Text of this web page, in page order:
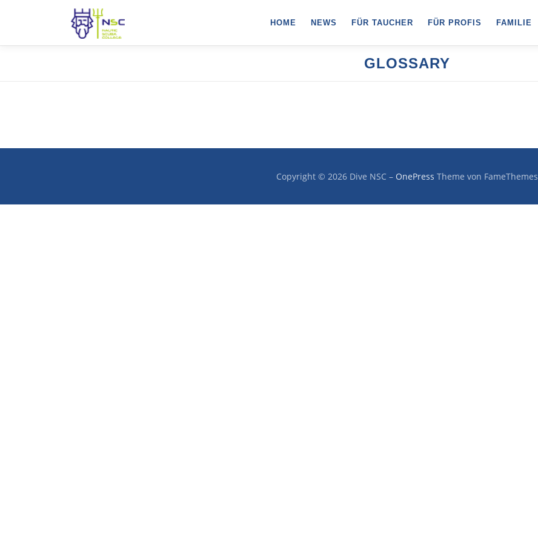
HOME NEWS FÜR TAUCHER FÜR PROFIS FAMILIE
GLOSSARY
Copyright © 2026 Dive NSC – OnePress Theme von FameThemes